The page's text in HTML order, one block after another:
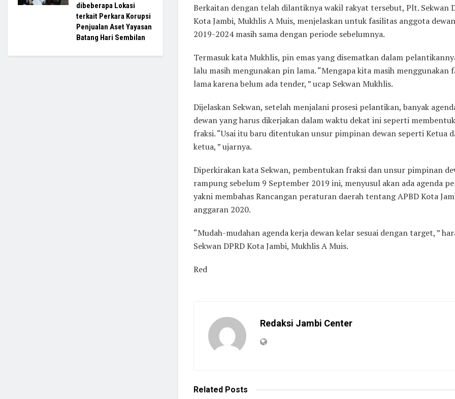
Berkaitan dengan telah dilantiknya wakil rakyat tersebut, Plt. Sekwan
Kota Jambi, Mukhlis A Muis, menjelaskan untuk fasilitas anggota
2019-2024 masih sama dengan periode sebelumnya.
Termasuk kata Mukhlis, pin emas yang disematkan dalam
lalu masih mengunakan pin lama. “Mengapa kita masih menggunakan
lama karena belum ada tender, ” ucap Sekwan Mukhlis.
Dijelaskan Sekwan, setelah menjalani prosesi pelantikan, banyak
dewan yang harus dikerjakan dalam waktu dekat ini seperti
fraksi. “Usai itu baru ditentukan unsur pimpinan dewan seperti Ketua
ketua, ” ujarnya.
Diperkirakan kata Sekwan, pembentukan fraksi dan unsur pimpinan
rampung sebelum 9 September 2019 ini, menyusul akan ada agenda
yakni membahas Rancangan peraturan daerah tentang APBD Kota
anggaran 2020.
“Mudah-mudahan agenda kerja dewan kelar sesuai dengan target, ”
Sekwan DPRD Kota Jambi, Mukhlis A Muis.
Red
Redaksi Jambi Center
Related Posts
dibeberapa Lokasi
terkait Perkara Korupsi
Penjualan Aset Yayasan
Batang Hari Sembilan